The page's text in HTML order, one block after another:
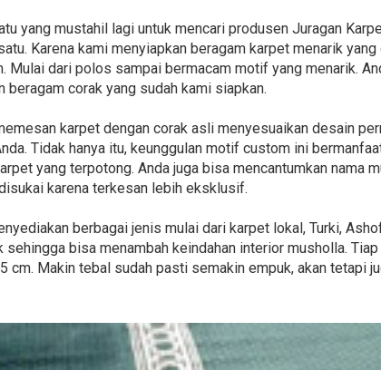
yang mustahil lagi untuk mencari produsen Juragan
Karena kami menyiapkan beragam karpet menarik
Mulai dari polos sampai bermacam motif yang menarik.
beragam corak yang sudah kami siapkan.
karpet dengan corak asli menyesuaikan desain
Tidak hanya itu, keunggulan motif custom ini
yang terpotong. Anda juga bisa mencantumkan nama
karena terkesan lebih eksklusif.
berbagai jenis mulai dari karpet lokal, Turki,
sehingga bisa menambah keindahan interior musholla.
cm. Makin tebal sudah pasti semakin empuk, akan tetapi